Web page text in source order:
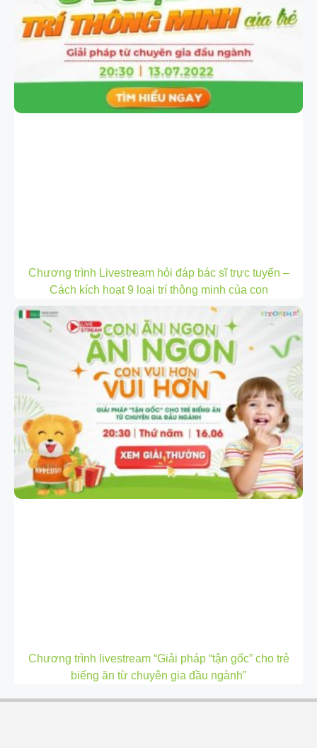
Chương trình Livestream hỏi đáp bác sĩ trực tuyến –
Cách kích hoạt 9 loại trí thông minh của con
Chương trình livestream “Giải pháp “tận gốc” cho trẻ
biếng ăn từ chuyên gia đầu ngành”